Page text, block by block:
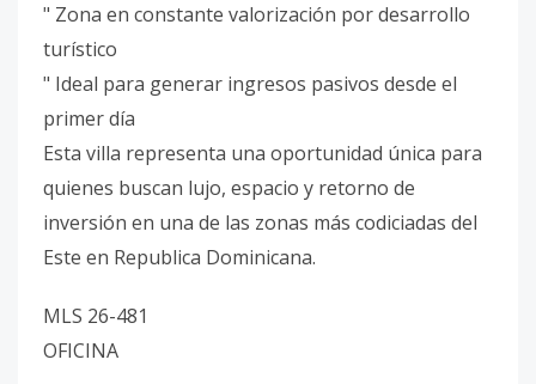
" Zona en constante valorización por desarrollo
turístico
" Ideal para generar ingresos pasivos desde el
primer día
Esta villa representa una oportunidad única para
quienes buscan lujo, espacio y retorno de
inversión en una de las zonas más codiciadas del
Este en Republica Dominicana.
MLS 26-481
OFICINA